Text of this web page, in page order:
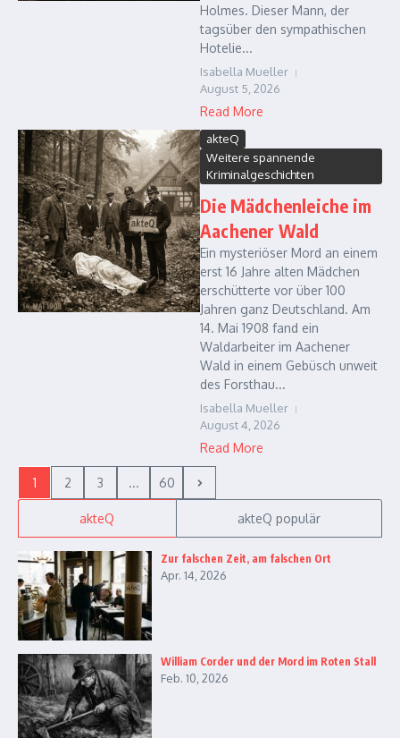
Holmes. Dieser Mann, der
tagsüber den sympathischen
Hotelie...
Isabella Mueller
August 5, 2026
Read More
akteQ
Weitere spannende
Kriminalgeschichten
Die Mädchenleiche im
Aachener Wald
Ein mysteriöser Mord an einem
erst 16 Jahre alten Mädchen
erschütterte vor über 100
Jahren ganz Deutschland. Am
14. Mai 1908 fand ein
Waldarbeiter im Aachener
Wald in einem Gebüsch unweit
des Forsthau...
Isabella Mueller
August 4, 2026
Read More
1 2 3 ... 60
akteQ akteQ populär
Zur falschen Zeit, am falschen Ort
Apr. 14, 2026
William Corder und der Mord im Roten Stall
Feb. 10, 2026